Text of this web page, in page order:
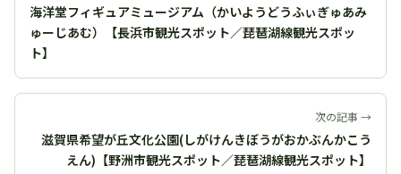
海洋堂フィギュアミュージアム（かいようどうふぃぎゅあみ
ゅーじあむ）【長浜市観光スポット／琵琶湖線観光スポッ
ト】
次の記事 →
滋賀県希望が丘文化公園(しがけんきぼうがおかぶんかこう
えん)【野洲市観光スポット／琵琶湖線観光スポット】